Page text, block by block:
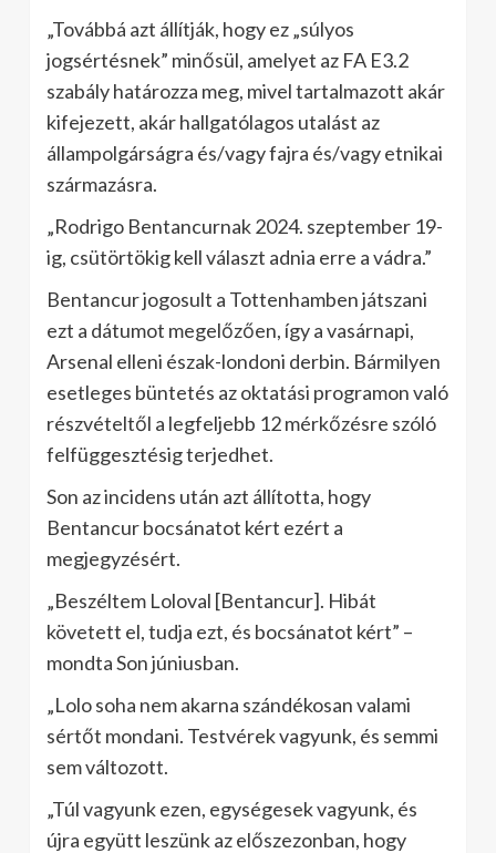
„Továbbá azt állítják, hogy ez „súlyos
jogsértésnek” minősül, amelyet az FA E3.2
szabály határozza meg, mivel tartalmazott akár
kifejezett, akár hallgatólagos utalást az
állampolgárságra és/vagy fajra és/vagy etnikai
származásra.
„Rodrigo Bentancurnak 2024. szeptember 19-
ig, csütörtökig kell választ adnia erre a vádra.”
Bentancur jogosult a Tottenhamben játszani
ezt a dátumot megelőzően, így a vasárnapi,
Arsenal elleni észak-londoni derbin. Bármilyen
esetleges büntetés az oktatási programon való
részvételtől a legfeljebb 12 mérkőzésre szóló
felfüggesztésig terjedhet.
Son az incidens után azt állította, hogy
Bentancur bocsánatot kért ezért a
megjegyzésért.
„Beszéltem Loloval [Bentancur]. Hibát
követett el, tudja ezt, és bocsánatot kért” –
mondta Son júniusban.
„Lolo soha nem akarna szándékosan valami
sértőt mondani. Testvérek vagyunk, és semmi
sem változott.
„Túl vagyunk ezen, egységesek vagyunk, és
újra együtt leszünk az előszezonban, hogy